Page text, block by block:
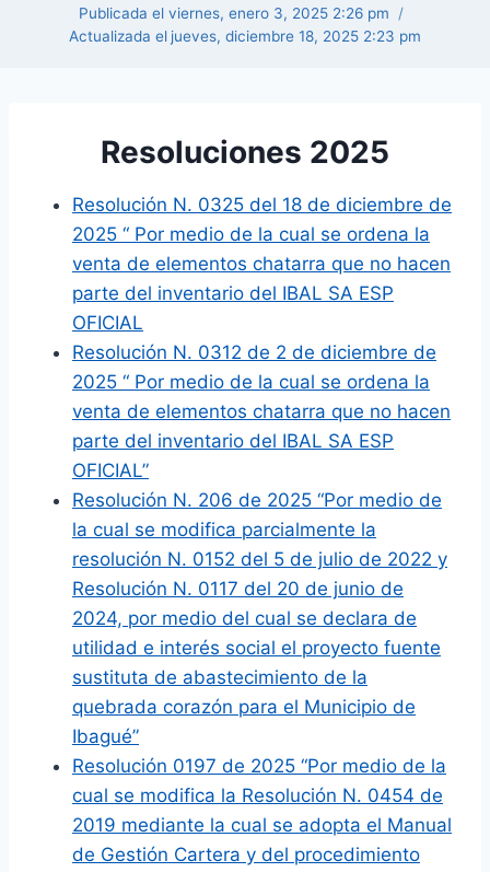
Publicada el viernes, enero 3, 2025 2:26 pm
Actualizada el jueves, diciembre 18, 2025 2:23 pm
Resoluciones 2025
Resolución N. 0325 del 18 de diciembre de
2025 “ Por medio de la cual se ordena la
venta de elementos chatarra que no hacen
parte del inventario del IBAL SA ESP
OFICIAL
Resolución N. 0312 de 2 de diciembre de
2025 “ Por medio de la cual se ordena la
venta de elementos chatarra que no hacen
parte del inventario del IBAL SA ESP
OFICIAL”
Resolución N. 206 de 2025 “Por medio de
la cual se modifica parcialmente la
resolución N. 0152 del 5 de julio de 2022 y
Resolución N. 0117 del 20 de junio de
2024, por medio del cual se declara de
utilidad e interés social el proyecto fuente
sustituta de abastecimiento de la
quebrada corazón para el Municipio de
Ibagué”
Resolución 0197 de 2025 “Por medio de la
cual se modifica la Resolución N. 0454 de
2019 mediante la cual se adopta el Manual
de Gestión Cartera y del procedimiento